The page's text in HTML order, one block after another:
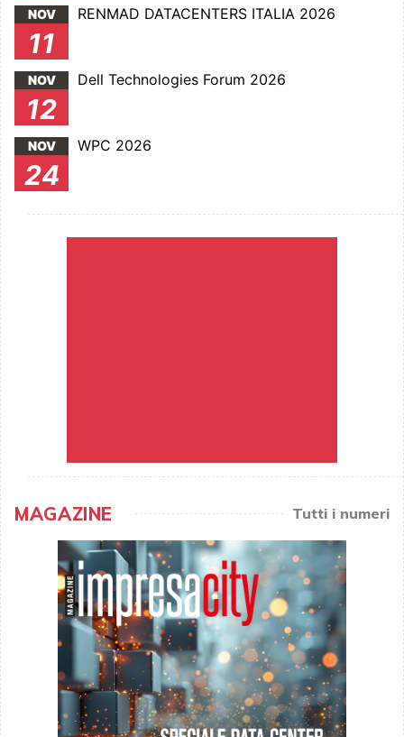
NOV
11
RENMAD DATACENTERS ITALIA 2026
NOV
12
Dell Technologies Forum 2026
NOV
24
WPC 2026
MAGAZINE Tutti i numeri